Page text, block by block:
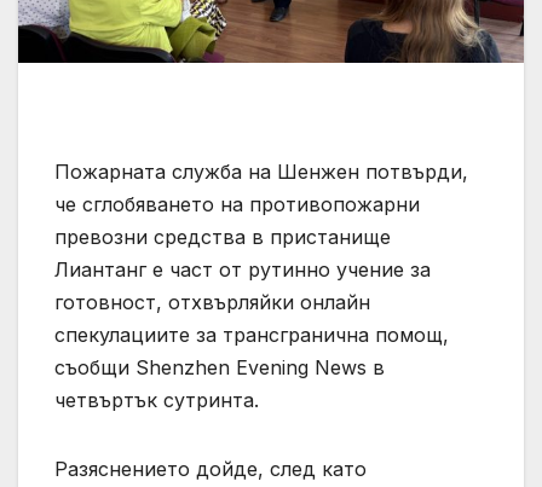
Пожарната служба на Шенжен потвърди,
че сглобяването на противопожарни
превозни средства в пристанище
Лиантанг е част от рутинно учение за
готовност, отхвърляйки онлайн
спекулациите за трансгранична помощ,
съобщи Shenzhen Evening News в
четвъртък сутринта.
Разяснението дойде, след като